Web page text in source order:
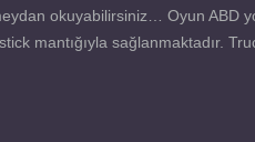
okuyabilirsiniz… Oyun ABD
mantığıyla sağlanmaktadır.